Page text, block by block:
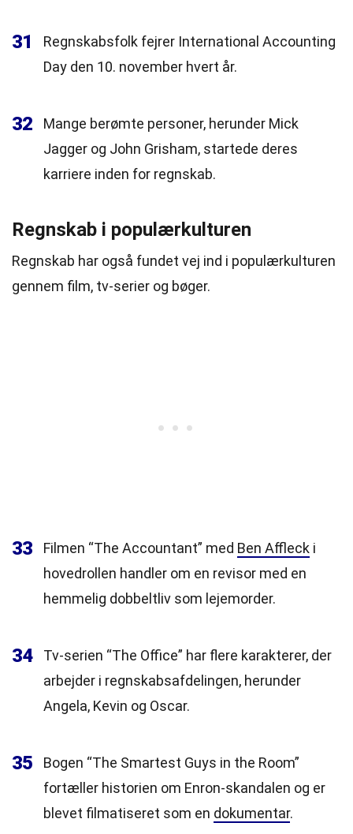
31
Regnskabsfolk fejrer International Accounting
Day den 10. november hvert år.
32
Mange berømte personer, herunder Mick
Jagger og John Grisham, startede deres
karriere inden for regnskab.
Regnskab i populærkulturen
Regnskab har også fundet vej ind i populærkulturen
gennem film, tv-serier og bøger.
33 Filmen “The Accountant” med Ben Affleck i
hovedrollen handler om en revisor med en
hemmelig dobbeltliv som lejemorder.
34
Tv-serien “The Office” har flere karakterer, der
arbejder i regnskabsafdelingen, herunder
Angela, Kevin og Oscar.
35
Bogen “The Smartest Guys in the Room”
fortæller historien om Enron-skandalen og er
blevet filmatiseret som en dokumentar.